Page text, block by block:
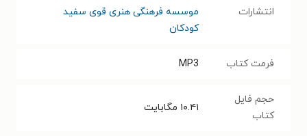
انتشارات
موسسه فرهنگی هنری قوی سفید
کودکان
فرمت کتاب MP3
حجم فایل
کتاب
۱۰.۴۱ مگابایت